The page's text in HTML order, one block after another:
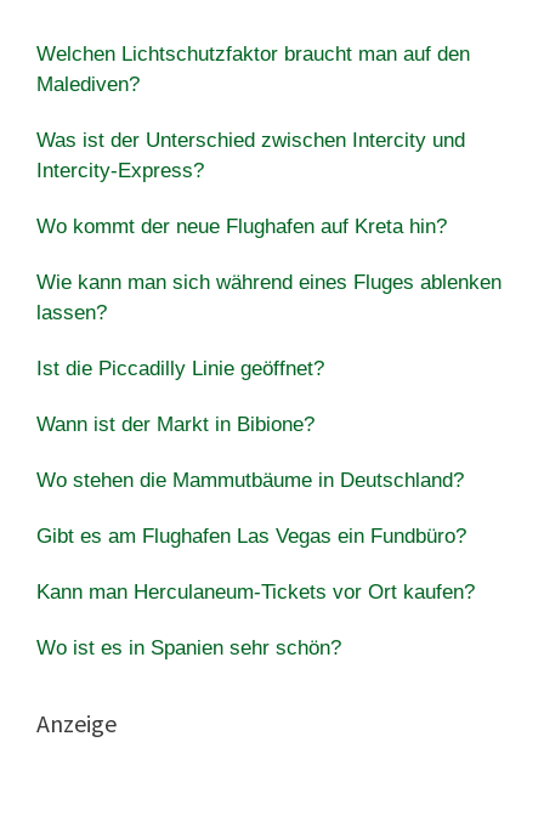
Welchen Lichtschutzfaktor braucht man auf den
Malediven?
Was ist der Unterschied zwischen Intercity und
Intercity-Express?
Wo kommt der neue Flughafen auf Kreta hin?
Wie kann man sich während eines Fluges ablenken
lassen?
Ist die Piccadilly Linie geöffnet?
Wann ist der Markt in Bibione?
Wo stehen die Mammutbäume in Deutschland?
Gibt es am Flughafen Las Vegas ein Fundbüro?
Kann man Herculaneum-Tickets vor Ort kaufen?
Wo ist es in Spanien sehr schön?
Anzeige